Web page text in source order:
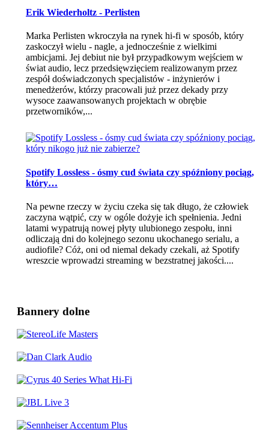
Erik Wiederholtz - Perlisten
Marka Perlisten wkroczyła na rynek hi-fi w sposób, który
zaskoczył wielu - nagle, a jednocześnie z wielkimi
ambicjami. Jej debiut nie był przypadkowym wejściem w
świat audio, lecz przedsięwzięciem realizowanym przez
zespół doświadczonych specjalistów - inżynierów i
menedżerów, którzy pracowali już przez dekady przy
wysoce zaawansowanych projektach w obrębie
przetworników,...
Spotify Lossless - ósmy cud świata czy spóźniony pociąg,
który…
Na pewne rzeczy w życiu czeka się tak długo, że człowiek
zaczyna wątpić, czy w ogóle dożyje ich spełnienia. Jedni
latami wypatrują nowej płyty ulubionego zespołu, inni
odliczają dni do kolejnego sezonu ukochanego serialu, a
audiofile? Cóż, oni od niemal dekady czekali, aż Spotify
wreszcie wprowadzi streaming w bezstratnej jakości....
Bannery dolne